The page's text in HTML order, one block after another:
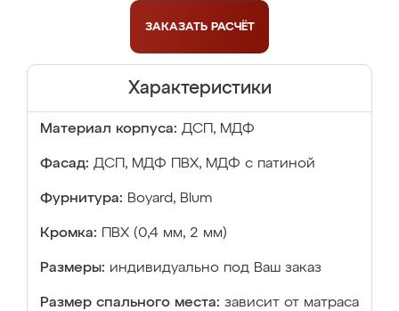
ЗАКАЗАТЬ РАСЧЁТ
Характеристики
Материал корпуса: ДСП, МДФ
Фасад: ДСП, МДФ ПВХ, МДФ с патиной
Фурнитура: Boyard, Blum
Кромка: ПВХ (0,4 мм, 2 мм)
Размеры: индивидуально под Ваш заказ
Размер спального места: зависит от матраса